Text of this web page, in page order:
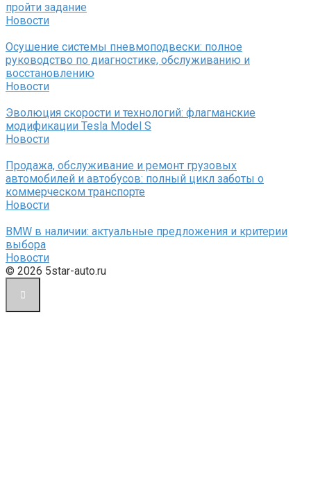
пройти задание
Новости
Осушение системы пневмоподвески: полное
руководство по диагностике, обслуживанию и
восстановлению
Новости
Эволюция скорости и технологий: флагманские
модификации Tesla Model S
Новости
Продажа, обслуживание и ремонт грузовых
автомобилей и автобусов: полный цикл заботы о
коммерческом транспорте
Новости
BMW в наличии: актуальные предложения и критерии
выбора
Новости
© 2026 5star-auto.ru